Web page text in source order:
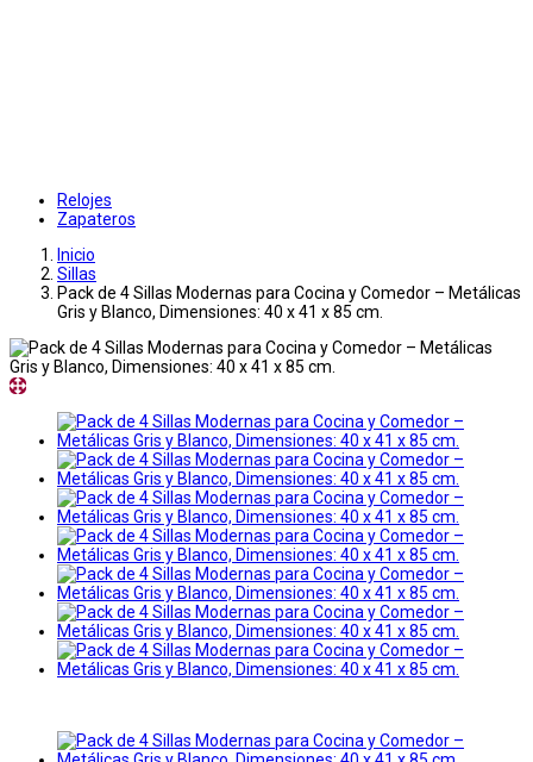
Relojes
Zapateros
Inicio
Sillas
Pack de 4 Sillas Modernas para Cocina y Comedor – Metálicas
Gris y Blanco, Dimensiones: 40 x 41 x 85 cm.